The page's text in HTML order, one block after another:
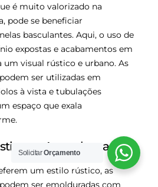
é muito valorizado na
pode se beneficiar
basculantes. Aqui, o uso de
expostas e acabamentos em
visual rústico e urbano. As
ser utilizadas em
à vista e tubulações
espaço que exala
e Aconchegantes
um estilo rústico, as
ser emolduradas com
SolicitarOrçamento